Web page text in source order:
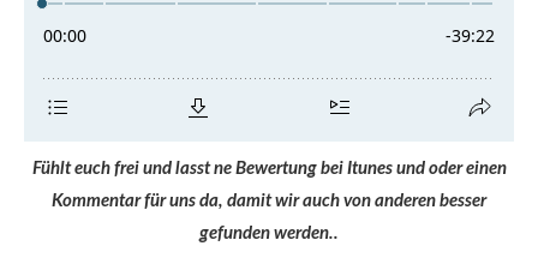
Fühlt euch frei und lasst ne Bewertung bei Itunes und oder einen
Kommentar für uns da, damit wir auch von anderen besser
gefunden werden..